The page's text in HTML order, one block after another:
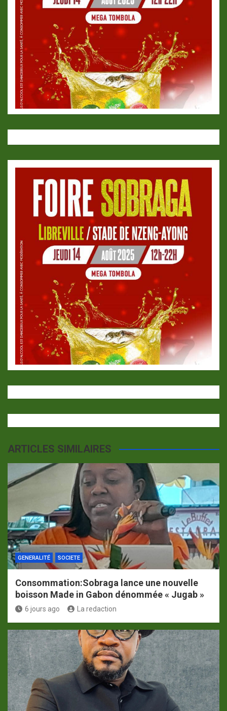
ARTICLES SIMILAIRES
GENERALITÉ SOCIETE
Consommation:Sobraga lance une nouvelle
boisson Made in Gabon dénommée « Jugab »
6 jours ago La redaction